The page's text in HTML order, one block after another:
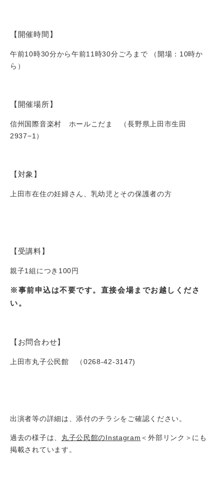
【開催時間】
午前10時30分から午前11時30分ごろまで （開場：10時か
ら）
【開催場所】
信州国際音楽村 ホールこだま （長野県上田市生田
2937−1）
【対象】
上田市在住の妊婦さん、乳幼児とその保護者の方
【受講料】
親子1組につき100円
※事前申込は不要です。直接会場までお越しくださ
い。
【お問合わせ】
上田市丸子公民館 （0268-42-3147)
出演者等の詳細は、添付のチラシをご確認ください。
過去の様子は、 丸子公民館のInstagram ＜外部リンク＞ にも
掲載されています。